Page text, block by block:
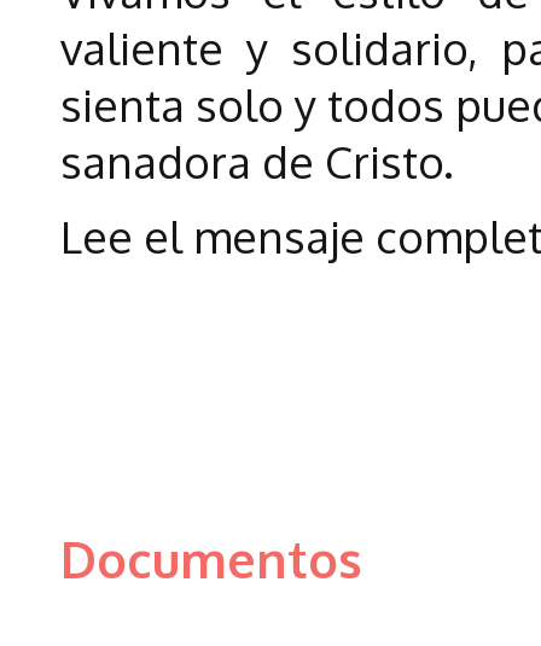
valiente y solidario,
sienta solo y todos
sanadora de Cristo.
Lee el mensaje
Documentos